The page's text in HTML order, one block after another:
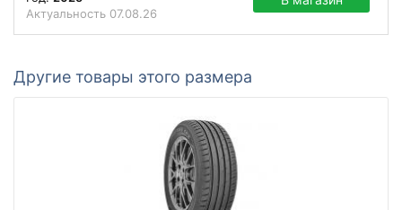
Актуальность 07.08.26
Другие товары этого размера